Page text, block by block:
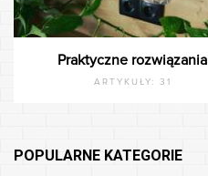
Praktyczne rozwiązania
ARTYKUŁY: 31
POPULARNE KATEGORIE